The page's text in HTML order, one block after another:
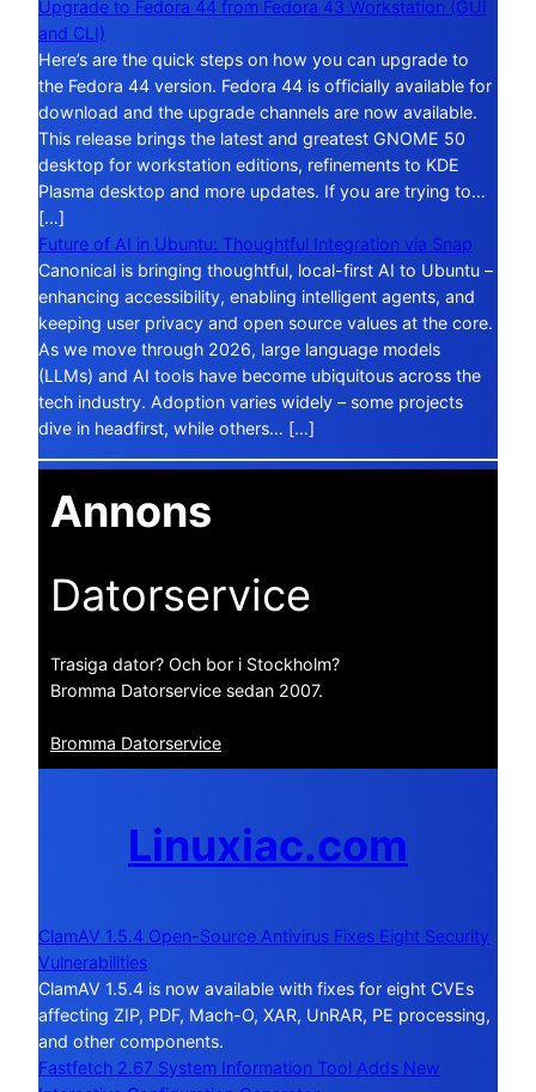
Upgrade to Fedora 44 from Fedora 43 Workstation (GUI
and CLI)
Here’s are the quick steps on how you can upgrade to
the Fedora 44 version. Fedora 44 is officially available for
download and the upgrade channels are now available.
This release brings the latest and greatest GNOME 50
desktop for workstation editions, refinements to KDE
Plasma desktop and more updates. If you are trying to…
[…]
Future of AI in Ubuntu: Thoughtful Integration via Snap
Canonical is bringing thoughtful, local-first AI to Ubuntu –
enhancing accessibility, enabling intelligent agents, and
keeping user privacy and open source values at the core.
As we move through 2026, large language models
(LLMs) and AI tools have become ubiquitous across the
tech industry. Adoption varies widely – some projects
dive in headfirst, while others… […]
Annons
Datorservice
Trasiga dator? Och bor i Stockholm?
Bromma Datorservice sedan 2007.
Bromma Datorservice
Linuxiac.com
ClamAV 1.5.4 Open-Source Antivirus Fixes Eight Security
Vulnerabilities
ClamAV 1.5.4 is now available with fixes for eight CVEs
affecting ZIP, PDF, Mach-O, XAR, UnRAR, PE processing,
and other components.
Fastfetch 2.67 System Information Tool Adds New